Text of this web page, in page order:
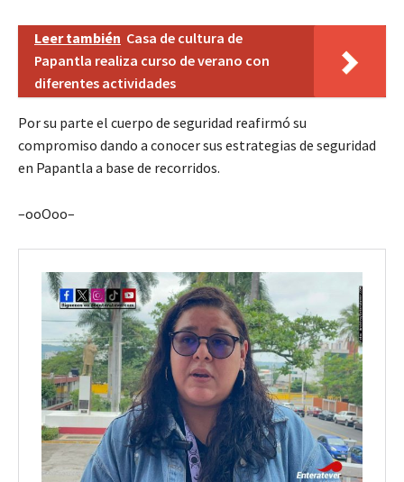
Leer también Casa de cultura de
Papantla realiza curso de verano con
diferentes actividades
Por su parte el cuerpo de seguridad reafirmó su
compromiso dando a conocer sus estrategias de seguridad
en Papantla a base de recorridos.
–ooOoo–